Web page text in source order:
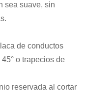
sea suave, sin
de conductos
o trapecios de
reservada al cortar